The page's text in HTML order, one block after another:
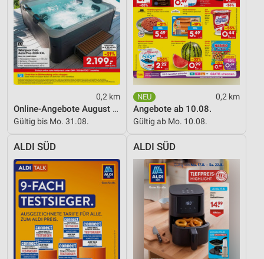
0,2 km
Online-Angebote August 2026
Gültig bis Mo. 31.08.
0,2 km
Angebote ab 10.08.
Gültig ab Mo. 10.08.
ALDI SÜD ALDI SÜD
Messung der Werbeleistung
Messung der Performance von Inhalten
Analyse von Zielgruppen durch Statistiken oder
Kombinationen von Daten aus verschiedenen
Quellen
Entwicklung und Verbesserung der Angebote
Verwendung reduzierter Daten zur Auswahl von
Verwendung genauer Standortdaten
Geräte anhand von aktiv angeforderten
Informationen identifizieren
Nicht-IAB-Verarbeitungszwecke:
Notwendig